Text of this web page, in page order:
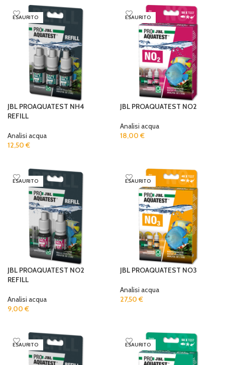
ESAURITO
JBL PROAQUATEST NH4
REFILL
Analisi acqua
12,50 €
ESAURITO
JBL PROAQUATEST NO2
Analisi acqua
18,00 €
ESAURITO
JBL PROAQUATEST NO2
REFILL
Analisi acqua
9,00 €
ESAURITO
JBL PROAQUATEST NO3
Analisi acqua
27,50 €
ESAURITO ESAURITO